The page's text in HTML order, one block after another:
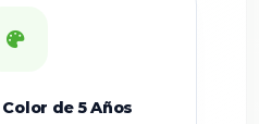
de 5 Años